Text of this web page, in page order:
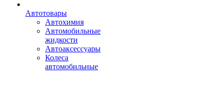
Автотовары
Автохимия
Автомобильные
жидкости
Автоаксессуары
Колеса
автомобильные